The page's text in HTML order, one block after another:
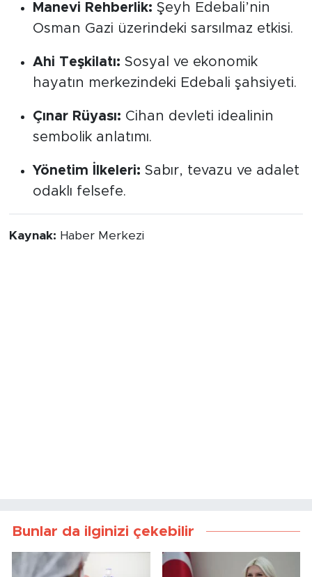
Manevi Rehberlik: Şeyh Edebali’nin
Osman Gazi üzerindeki sarsılmaz etkisi.
Ahi Teşkilatı: Sosyal ve ekonomik
hayatın merkezindeki Edebali şahsiyeti.
Çınar Rüyası: Cihan devleti idealinin
sembolik anlatımı.
Yönetim İlkeleri: Sabır, tevazu ve adalet
odaklı felsefe.
Kaynak: Haber Merkezi
Bunlar da ilginizi çekebilir